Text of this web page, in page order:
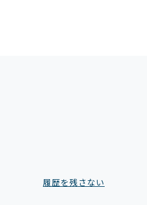
履歴を残さない